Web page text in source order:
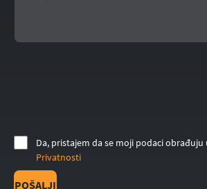
Da, pristajem da se moji podaci obrađuju
Privatnosti
POŠALJI